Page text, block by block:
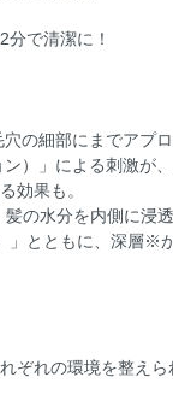
で清潔に！
の細部にまでアプ
）」による刺激が、
効果も。
の水分を内側に浸
とともに、深層※
ぞれの環境を整えら